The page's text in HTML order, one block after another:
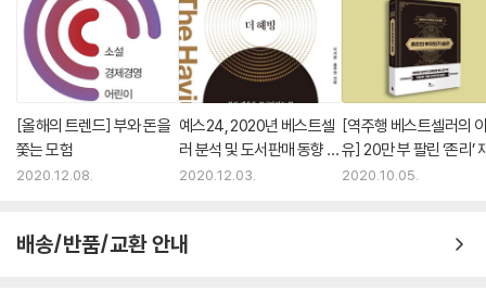
[올해의 트렌드] 부와 돈을
쫓는 모험
2020.12.08.
예스24, 2020년 베스트셀
러 분석 및 도서판매 동향 발
표
2020.12.03.
[역주행 베스트셀러의
유] 20만 부 팔린 ‘존리’
크 책, 비결은?
2020.10.05.
배송/반품/교환 안내